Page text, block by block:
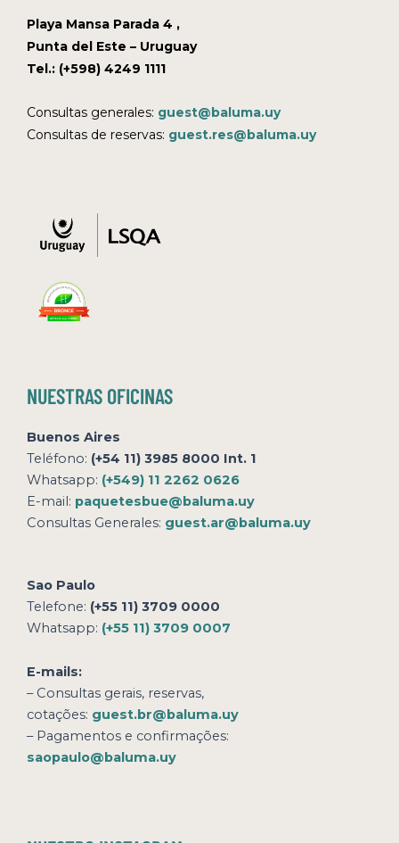
Playa Mansa Parada 4 ,
Punta del Este – Uruguay
Tel.: (+598) 4249 1111
Consultas generales: guest@baluma.uy
Consultas de reservas: guest.res@baluma.uy
NUESTRAS OFICINAS
Buenos Aires
Teléfono: (+54 11) 3985 8000 Int. 1
Whatsapp: (+549) 11 2262 0626
E-mail: paquetesbue@baluma.uy
Consultas Generales: guest.ar@baluma.uy
Sao Paulo
Telefone: (+55 11) 3709 0000
Whatsapp: (+55 11) 3709 0007
E-mails:
– Consultas gerais, reservas,
cotações: guest.br@baluma.uy
– Pagamentos e confirmações:
saopaulo@baluma.uy